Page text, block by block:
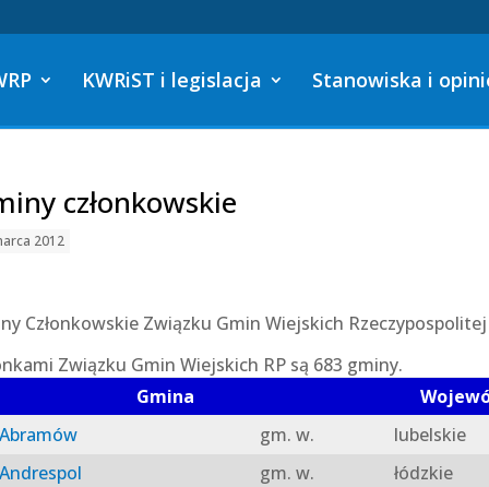
KWRiST i legislacja Stanowiska i
członkowskie
2012
Członkowskie Związku Gmin Wiejskich
Związku Gmin Wiejskich RP są 683 gminy.
Gmina
gm. w.
lubelskie
gm. w.
łódzkie